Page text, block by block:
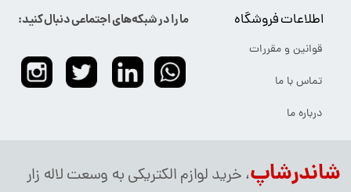
شاندرشاپ، خرید لوازم الکتریکی به وسعت لاله زار
ما را در شبکه‌های اجتماعی دنبال کنید: اطلاعات فروشگاه
قوانین و مقررات
تماس با ما
درباره ما